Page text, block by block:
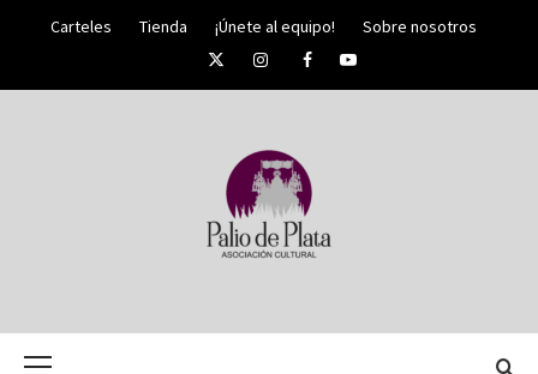
Carteles Tienda ¡Únete al equipo!
Sobre nosotros
TwitterInstagramFacebookYouTube
SEMANA